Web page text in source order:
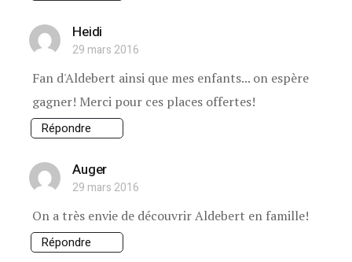
Heidi
29 mars 2016
Fan d'Aldebert ainsi que mes enfants... on espère
gagner! Merci pour ces places offertes!
Répondre
Auger
29 mars 2016
On a très envie de découvrir Aldebert en famille!
Répondre